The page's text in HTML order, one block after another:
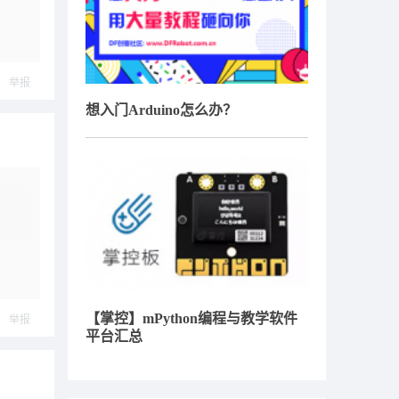
举报
举报
想入门Arduino怎么办？
【掌控】mPython编程与教学软件
平台汇总